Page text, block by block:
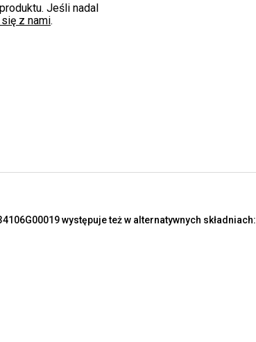
Jeśli nadal
z nami.
występuje też w alternatywnych składniach: